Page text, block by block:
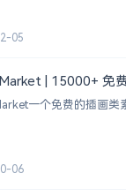
05
| 15000+ 免
一个免费的插画类
06